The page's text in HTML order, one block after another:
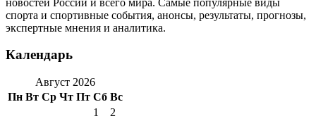
спорта и спортивные события, анонсы, результаты, прогнозы,
экспертные мнения и аналитика.
Календарь
Август 2026
Пн Вт Ср Чт Пт Сб Вс
1
2